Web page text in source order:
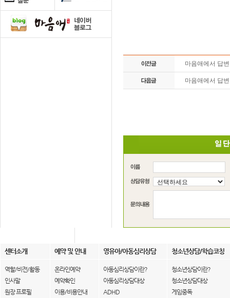
마음애에서 답
마음애에서 답
센터소개 예약 및 안내 영유아/아동심리상담 청소년상담/학습코칭
역할/비전/활동
인사말
원장 프로필
온라인예약
예약확인
이용/비용안내
아동심리상담이란?
아동심리상담대상
ADHD
청소년상담이란?
청소년상담대상
게임중독